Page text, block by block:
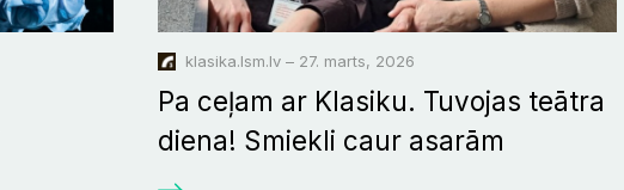
klasika.lsm.lv – 27. marts, 2026
Pa ceļam ar Klasiku. Tuvojas teātra
diena! Smiekli caur asarām